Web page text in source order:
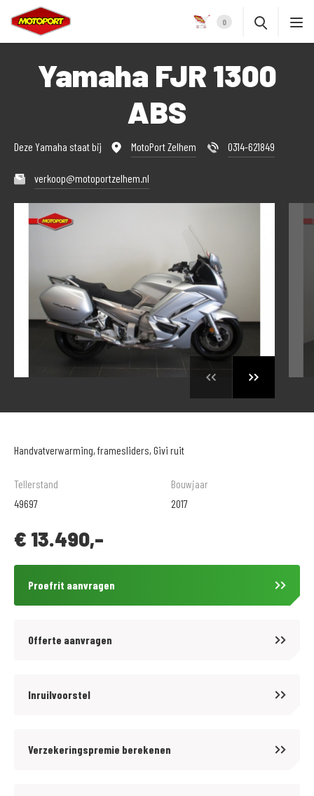
0
Yamaha FJR 1300
ABS
Deze Yamaha staat bij MotoPort Zelhem 0314-621849
verkoop@motoportzelhem.nl
Handvatverwarming, framesliders, Givi ruit
Tellerstand
49697
Bouwjaar
2017
€ 13.490,-
Proefrit aanvragen
Offerte aanvragen
Inruilvoorstel
Verzekeringspremie berekenen